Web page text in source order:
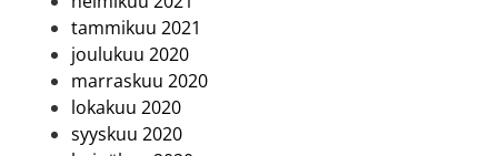
tammikuu 2021
joulukuu 2020
marraskuu 2020
lokakuu 2020
syyskuu 2020